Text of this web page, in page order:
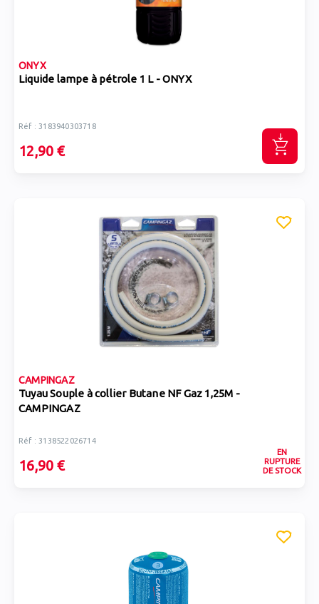
ONYX
Liquide lampe à pétrole 1 L - ONYX
Réf : 3183940303718
12,90 €
CAMPINGAZ
Tuyau Souple à collier Butane NF Gaz 1,25M -
CAMPINGAZ
Réf : 3138522026714
16,90 €
EN
RUPTURE
DE STOCK